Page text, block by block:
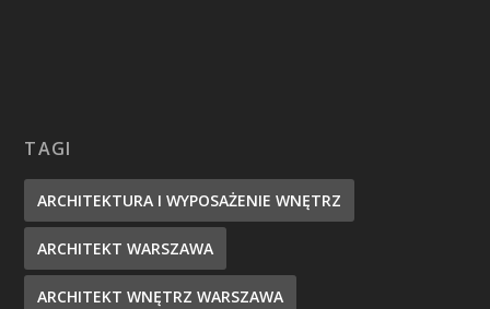
TAGI
ARCHITEKTURA I WYPOSAŻENIE WNĘTRZ
ARCHITEKT WARSZAWA
ARCHITEKT WNĘTRZ WARSZAWA